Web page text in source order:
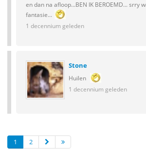
en dan na afloop...BEN IK BEROEMD... srry
fantasie...
1 decennium geleden
Stone
Huilen
1 decennium geleden
1 2